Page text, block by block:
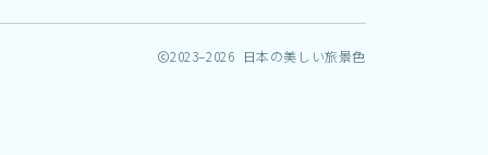
2023–2026 日本の美しい旅景色